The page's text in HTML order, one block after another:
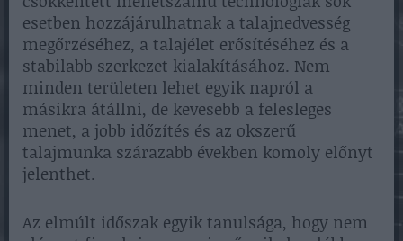
esetben hozzájárulhatnak a talajnedvesség
megőrzéséhez, a talajélet erősítéséhez és a
stabilabb szerkezet kialakításához. Nem
minden területen lehet egyik napról a
másikra átállni, de kevesebb a felesleges
menet, a jobb időzítés és az okszerű
talajmunka szárazabb években komoly előnyt
jelenthet.
Az elmúlt időszak egyik tanulsága, hogy nem